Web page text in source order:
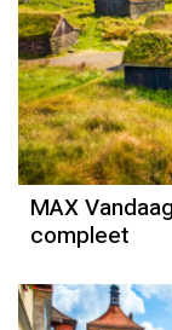
MAX
compleet